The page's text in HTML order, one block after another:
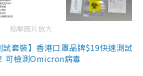
點擊圖片放大
套裝】香港口罩品牌$19快速測試
可檢測Omicron病毒